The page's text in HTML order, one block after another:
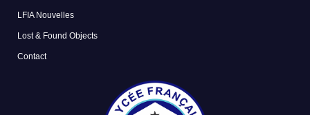
LFIA Nouvelles
Lost & Found Objects
Contact